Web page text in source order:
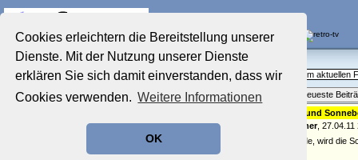
Cookies erleichtern die Bereitstellung unserer
Dienste. Mit der Nutzung unserer Dienste
erklären Sie sich damit einverstanden, dass wir
Cookies verwenden. Weitere Informationen
OK
Startseite
Aktuelles Forum
Film-Forum
Zeichentrick-Forum
Aktuelles Forum
Fragen, Antworten und Meinungen zum aktuellen
Themenübersicht • Neues Thema
Neueste
Re: Prinzen-Hochzeit mit Matussek und
geschrieben von:
Anonymer Teilnehmer, 27.04.11
Was mich jetzt noch interessieren würde, wird die